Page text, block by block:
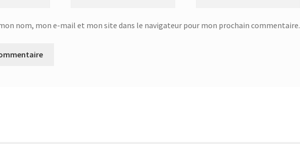
nom, mon e-mail et mon site dans le navigateur pour mon prochain commentaire.